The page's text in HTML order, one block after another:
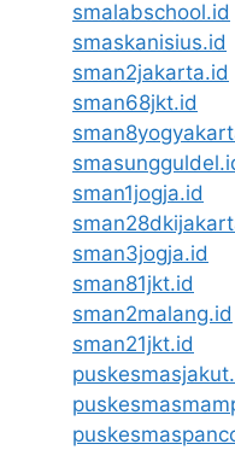
smalabschool.id
smaskanisius.id
sman2jakarta.id
sman68jkt.id
sman1jogja.id
sman3jogja.id
sman81jkt.id
sman2malang.id
sman21jkt.id